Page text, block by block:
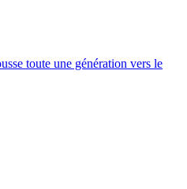
toute une génération vers le